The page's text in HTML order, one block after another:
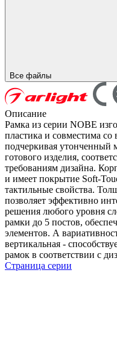
Все файлы
Описание
Рамка из серии NOBE
пластика и совместима
подчеркивая
готового изделия,
требованиям дизайна.
и имеет покрытие Soft-
тактильные свойства.
позволяет эффективно
решения любого уровня
рамки до 5 постов,
элементов. А
вертикальная -
рамок в соответствии с
Страница серии